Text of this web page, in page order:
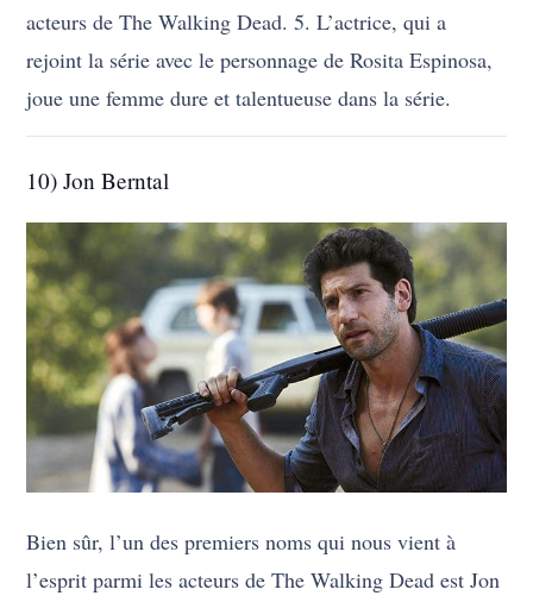
acteurs de The Walking Dead. 5. L’actrice, qui a
rejoint la série avec le personnage de Rosita Espinosa,
joue une femme dure et talentueuse dans la série.
10) Jon Berntal
Bien sûr, l’un des premiers noms qui nous vient à
l’esprit parmi les acteurs de The Walking Dead est Jon